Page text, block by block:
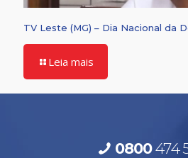
TV Leste (MG) – Dia Nacional da
Leia mais
0800474